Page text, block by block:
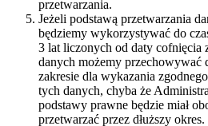
przetwarzania.
Jeżeli podstawą przetwarzania
będziemy wykorzystywać do
3 lat liczonych od daty cofnięcia
danych możemy przechowywać
zakresie dla wykazania
tych danych, chyba że
podstawy prawne będzie miał
przetwarzać przez dłuższy okres.